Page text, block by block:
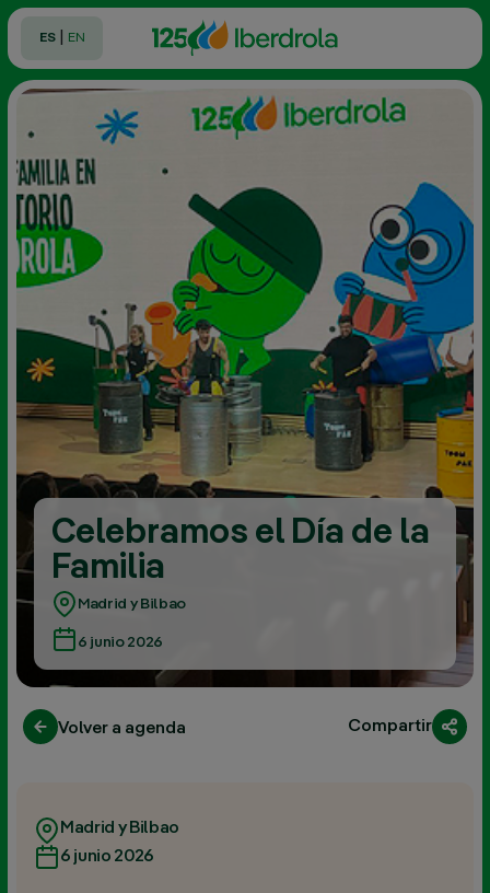
ES EN
Celebramos el Día de la
Familia
Madrid y Bilbao
6 junio 2026
Volver a agenda Compartir
Madrid y Bilbao
6 junio 2026